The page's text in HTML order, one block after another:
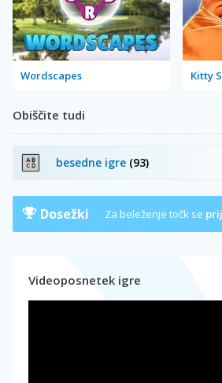
Wordscapes Kitty
Obiščite tudi
besedne igre (93)
Dosežki Za beleženje točk se
Videoposnetek igre